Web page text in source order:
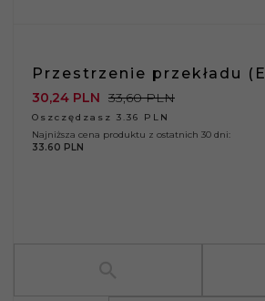
Przestrzenie przekładu
30,24 PLN 33,60 PLN
Oszczędzasz 3.36 PLN
Najniższa cena produktu z ostatnich 30 dni:
33.60 PLN